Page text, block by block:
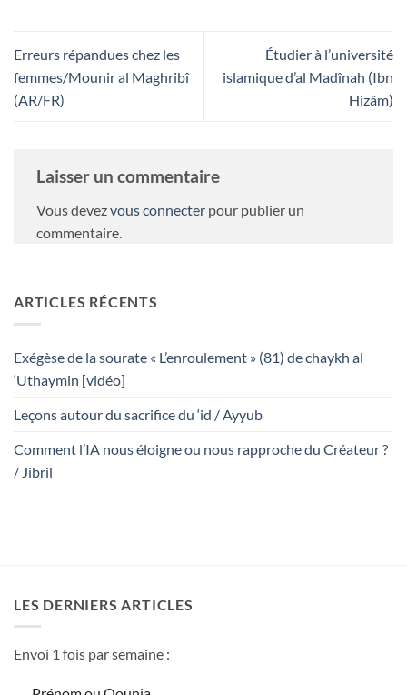
Erreurs répandues chez les
femmes/Mounir al Maghribî
(AR/FR)
Étudier à l’université
islamique d’al Madînah (Ibn
Hizâm)
Laisser un commentaire
Vous devezvous connecter pour publier un
commentaire.
ARTICLES RÉCENTS
Exégèse de la sourate « L’enroulement » (81) de chaykh al
‘Uthaymin [vidéo]
Leçons autour du sacrifice du ‘id / Ayyub
Comment l’IA nous éloigne ou nous rapproche du Créateur ?
/ Jibril
LES DERNIERS ARTICLES
Envoi 1 fois par semaine :